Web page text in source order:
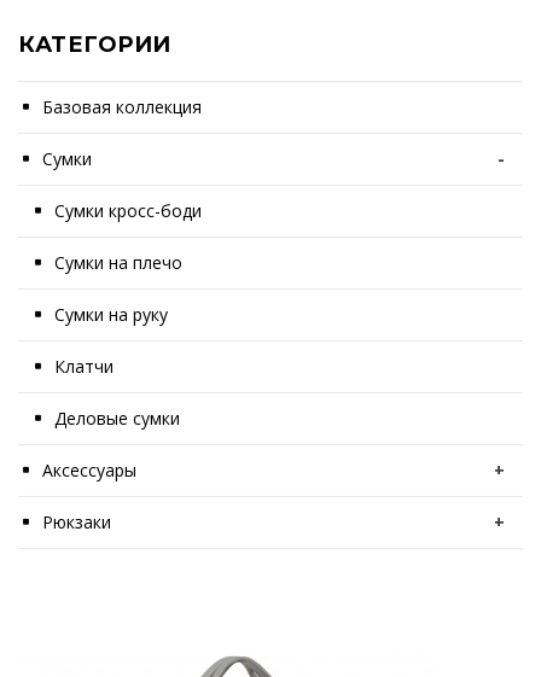
КАТЕГОРИИ
Базовая коллекция
Сумки -
Сумки кросс-боди
Сумки на плечо
Сумки на руку
Клатчи
Деловые сумки
Аксессуары +
Рюкзаки +